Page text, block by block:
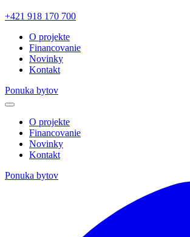
+421 918 170 700
O projekte
Financovanie
Novinky
Kontakt
Ponuka bytov
O projekte
Financovanie
Novinky
Kontakt
Ponuka bytov